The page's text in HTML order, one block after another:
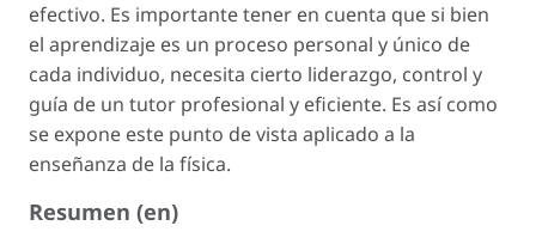
efectivo. Es importante tener en cuenta que si bien
el aprendizaje es un proceso personal y único de
cada individuo, necesita cierto liderazgo, control y
guía de un tutor profesional y eficiente. Es así como
se expone este punto de vista aplicado a la
enseñanza de la física.
Resumen (en)